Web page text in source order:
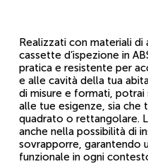
Realizzati con materiali
cassette d’ispezione in
pratica e resistente per
e alle cavità della tua
di misure e formati,
alle tue esigenze, sia che
quadrato o rettangolare.
anche nella possibilità di
sovrapporre, garantendo
funzionale in ogni